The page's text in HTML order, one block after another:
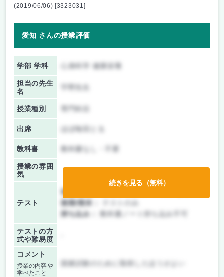
(2019/06/06) [3323031]
愛知 さんの授業評価
学部 学科 心身科学 健康栄養
担当の先生
名
授業種別
出席 ほぼ毎回とる
教科書 教科書なし・不要
授業の雰囲
気
テスト
前期/中間：
後期/期末：
持ち込み：
教科書ノート持ち込み不可
テストの方
式や難易度
コメント
授業の内容や
学べたこと
国家試験のために取得したほうがよい
続きを見る（無料）